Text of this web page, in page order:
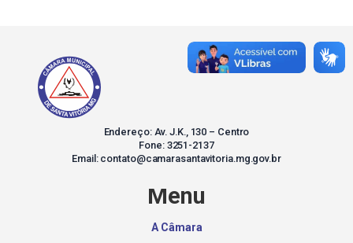
Endereço: Av. J.K., 130 – Centro
Fone: 3251-2137
Email: contato@camarasantavitoria.mg.gov.br
Menu
A Câmara